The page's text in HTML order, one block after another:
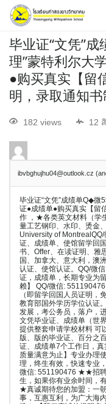
毕业证“文凭”
理”蒙特利尔大
●购买真实【留
明，录取通知书
182 views 12
ibvbghujhu04@outlook.cz
毕业证“文凭”成绩单Q◆微
证●成绩单●购买真实【留
作 ，★各类英文材料（学
量工艺钢印、水印、烫金
University of
证、成绩单、使馆留学回
书、Offer、在读证明、雅
国、加拿大、意大利，澳
认证、使馆认证。QQ/微
证，成绩单，长期专业为
赖】 QQ/微信:
（即留学回国人员证明，
教育部国外学历学位认证
发展，考公务员，落户，
文凭毕业证、成绩单（世
提供整套申请学校材料 可
版、版的毕业证、百分之
证、成绩单7个工作日，
质量满意为止】专业办理
理，终生有效，快速专业
微信: 551190476 ★★招聘
生，如果你有业余时间，
★真诚期待您的加盟：一
事，互惠互利，为广大海